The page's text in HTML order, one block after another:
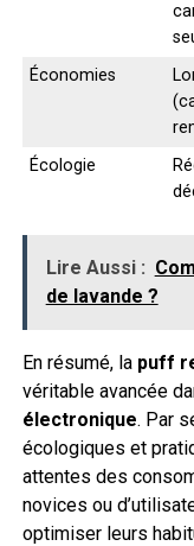
Économies
Écologie
Lire Aussi :
de lavande ?
En résumé, la puff
véritable avancée
électronique. Par
écologiques et
attentes des
novices ou
optimiser leurs